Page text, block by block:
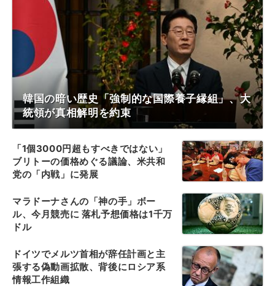
韓国の暗い歴史「強制的な国際養子縁組」、大
統領が真相解明を約束
「1個3000円超もすべきではない」
ブリトーの価格めぐる議論、米共和
党の「内戦」に発展
マラドーナさんの「神の手」ボー
ル、今月競売に 落札予想価格は1千万
ドル
ドイツでメルツ首相が辞任計画と主
張する偽動画拡散、背後にロシア系
情報工作組織